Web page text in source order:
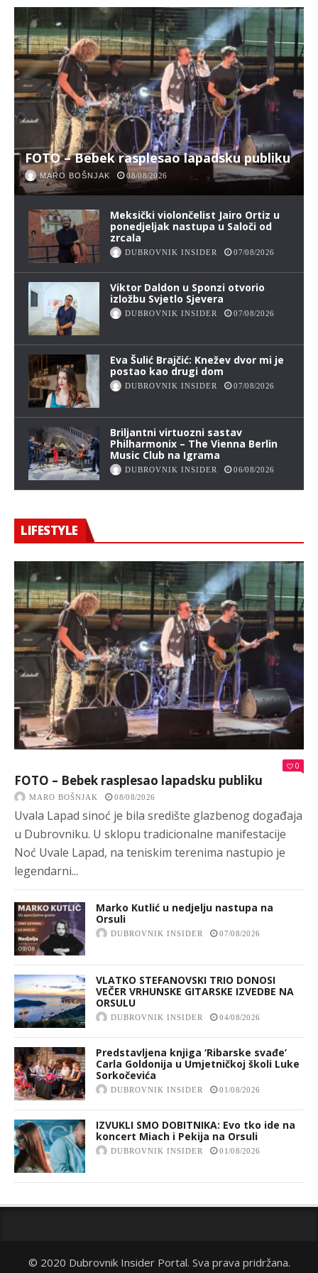
FOTO – Bebek rasplesao lapadsku publiku
MARO BOŠNJAK 08/08/2026
Meksički violončelist Jairo Ortiz u
ponedjeljak nastupa u Saloči od
zrcala
DUBROVNIK INSIDER 07/08/2026
Viktor Daldon u Sponzi otvorio
izložbu Svjetlo Sjevera
DUBROVNIK INSIDER 07/08/2026
Eva Šulić Brajčić: Knežev dvor mi je
postao kao drugi dom
DUBROVNIK INSIDER 07/08/2026
Briljantni virtuozni sastav
Philharmonix – The Vienna Berlin
Music Club na Igrama
DUBROVNIK INSIDER 06/08/2026
LIFESTYLE
0
FOTO – Bebek rasplesao lapadsku publiku
MARO BOŠNJAK 08/08/2026
Uvala Lapad sinoć je bila središte glazbenog događaja
u Dubrovniku. U sklopu tradicionalne manifestacije
Noć Uvale Lapad, na teniskim terenima nastupio je
legendarni...
Marko Kutlić u nedjelju nastupa na
Orsuli
DUBROVNIK INSIDER 07/08/2026
VLATKO STEFANOVSKI TRIO DONOSI
VEČER VRHUNSKE GITARSKE IZVEDBE NA
ORSULU
DUBROVNIK INSIDER 04/08/2026
Predstavljena knjiga ‘Ribarske svađe’
Carla Goldonija u Umjetničkoj školi Luke
Sorkočevića
DUBROVNIK INSIDER 01/08/2026
IZVUKLI SMO DOBITNIKA: Evo tko ide na
koncert Miach i Pekija na Orsuli
DUBROVNIK INSIDER 01/08/2026
© 2020 Dubrovnik Insider Portal. Sva prava pridržana.